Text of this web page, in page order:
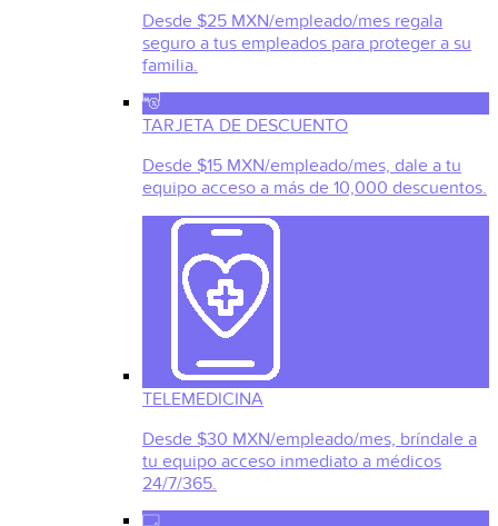
Desde $25 MXN/empleado/mes regala
seguro a tus empleados para proteger a su
familia.
TARJETA DE DESCUENTO
Desde $15 MXN/empleado/mes, dale a tu
equipo acceso a más de 10,000 descuentos.
TELEMEDICINA
Desde $30 MXN/empleado/mes, bríndale a
tu equipo acceso inmediato a médicos
24/7/365.